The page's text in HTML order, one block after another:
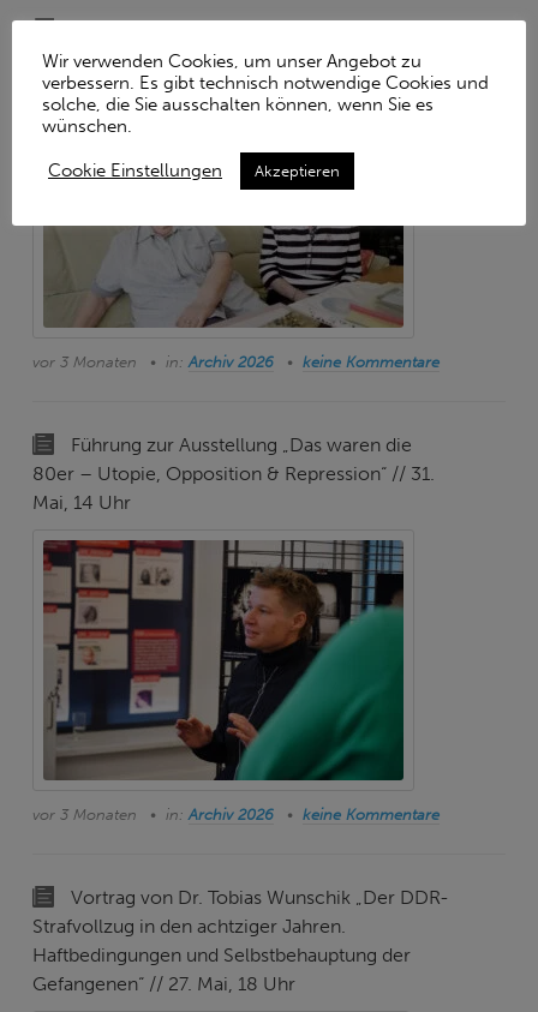
„Cancrin – eine Geschichte des 17. Juni 1953“ //
17. Juni, 18 Uhr
vor 3 Monaten in:Archiv 2026 keine Kommentare
Führung zur Ausstellung „Das waren die
80er – Utopie, Opposition & Repression“ // 31.
Mai, 14 Uhr
vor 3 Monaten in:Archiv 2026 keine Kommentare
Vortrag von Dr. Tobias Wunschik „Der DDR-
Strafvollzug in den achtziger Jahren.
Haftbedingungen und Selbstbehauptung der
Gefangenen“ // 27. Mai, 18 Uhr
Wir verwenden Cookies, um unser Angebot zu
verbessern. Es gibt technisch notwendige Cookies und
solche, die Sie ausschalten können, wenn Sie es
wünschen.
Cookie Einstellungen Akzeptieren